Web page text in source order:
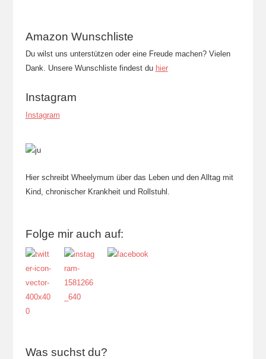
Amazon Wunschliste
Du wilst uns unterstützen oder eine Freude machen? Vielen
Dank. Unsere Wunschliste findest du hier
Instagram
Instagram
Hier schreibt Wheelymum über das Leben und den Alltag mit
Kind, chronischer Krankheit und Rollstuhl.
Folge mir auch auf:
Was suchst du?